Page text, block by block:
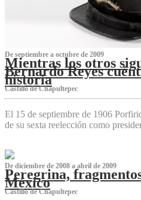
De septiembre a octubre de 2009
Mientras los otros
Bernardo Reyes
historia
Castillo de Chapultepec
El 15 de septiembre de 1906
de su sexta reelección como
De diciembre de 2008 a abril de 2009
Peregrina,
México
Castillo de Chapultepec